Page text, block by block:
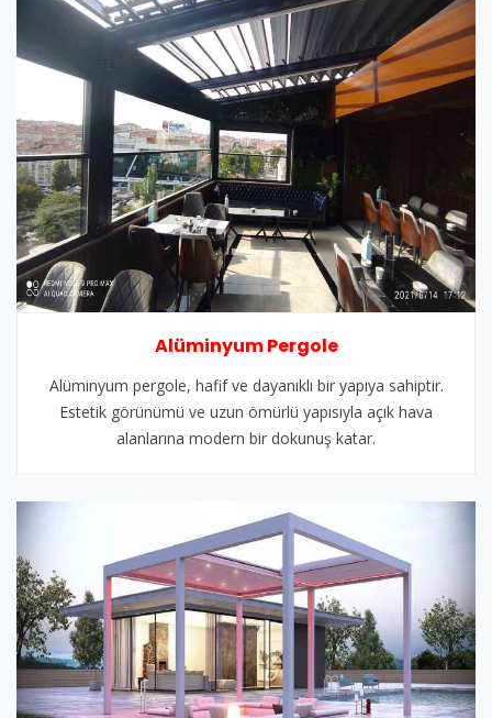
Alüminyum Pergole
Alüminyum pergole, hafif ve dayanıklı bir yapıya sahiptir.
Estetik görünümü ve uzun ömürlü yapısıyla açık hava
alanlarına modern bir dokunuş katar.